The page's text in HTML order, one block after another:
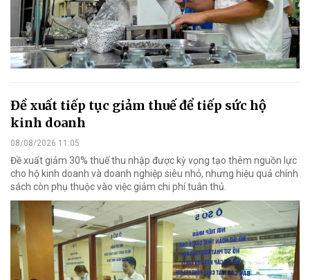
Đề xuất tiếp tục giảm thuế để tiếp sức hộ
kinh doanh
08/08/2026 11:05
Đề xuất giảm 30% thuế thu nhập được kỳ vọng tạo thêm nguồn lực
cho hộ kinh doanh và doanh nghiệp siêu nhỏ, nhưng hiệu quả chính
sách còn phụ thuộc vào việc giảm chi phí tuân thủ.